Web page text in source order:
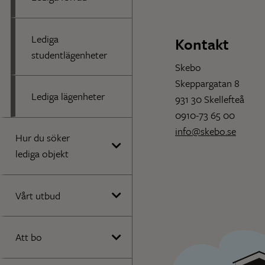
Lediga
studentlägenheter
Lediga lägenheter
Hur du söker
lediga objekt
Vårt utbud
Att bo
Kontakt
Skebo
Skeppargatan 8
931 30 Skellefteå
0910-73 65 00
info@skebo.se